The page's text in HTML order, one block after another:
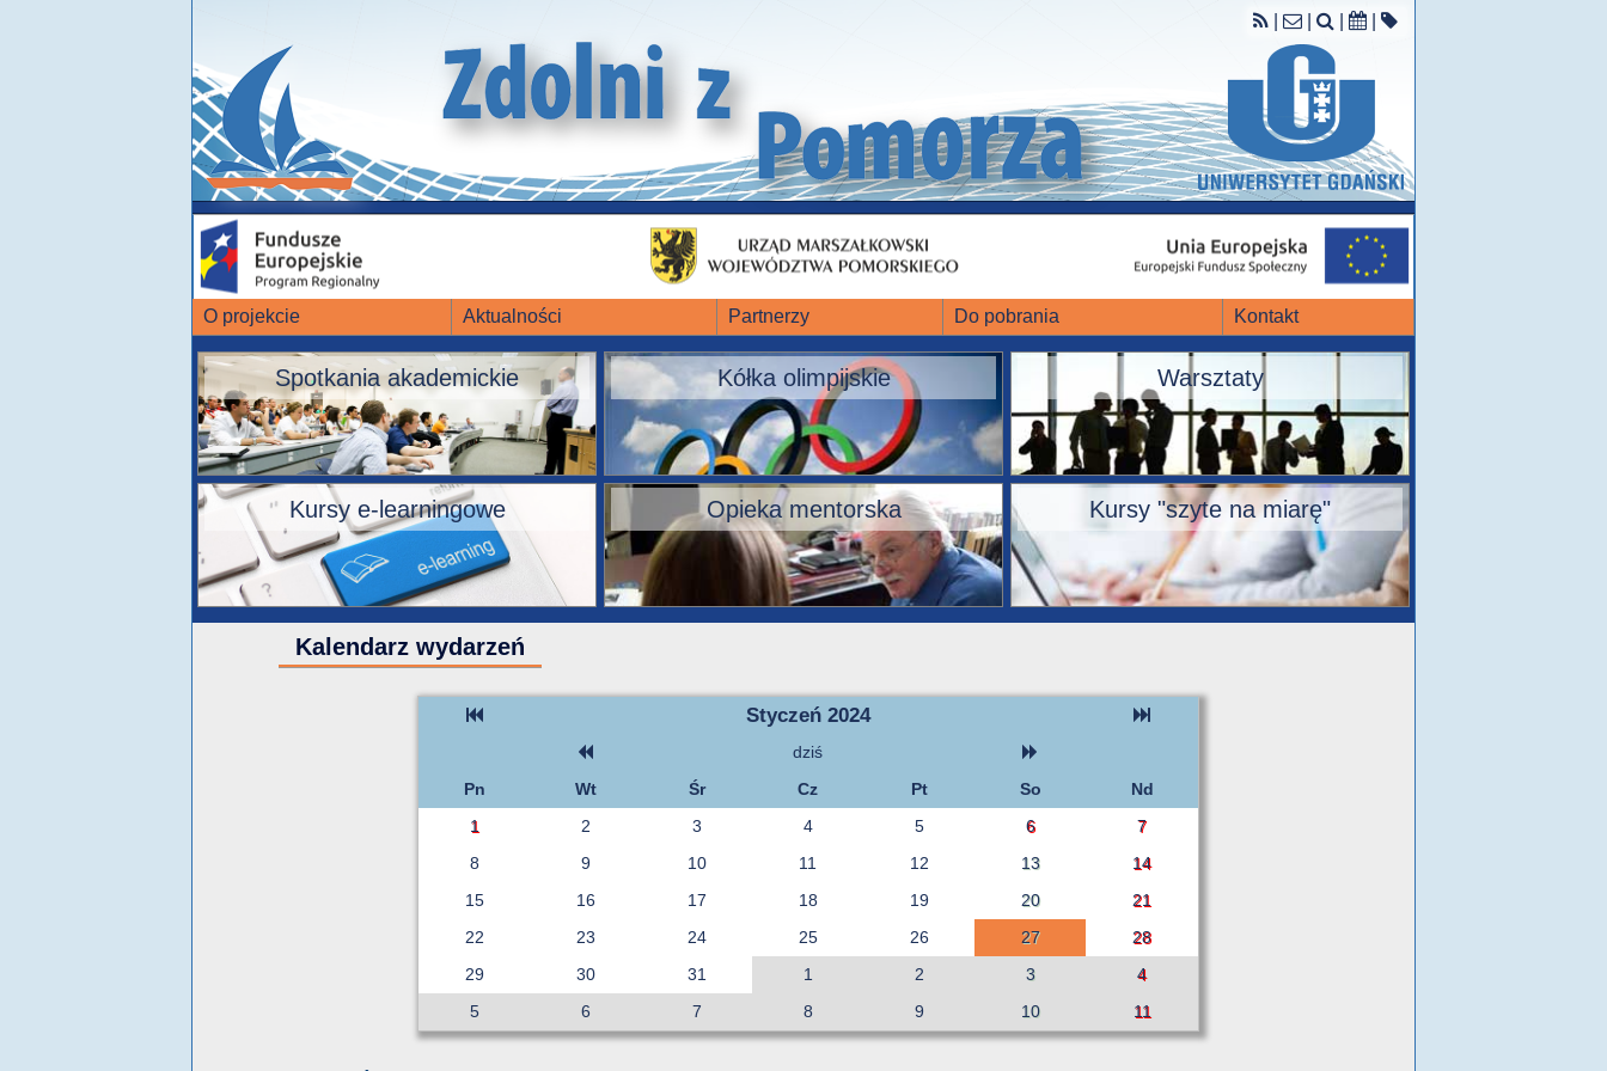
O projekcie Aktualności Partnerzy Do pobrania Kontakt
Spotkania akademickie Kółka olimpijskie Warsztaty
Kursy e-learningowe Opieka mentorska Kursy "szyte na miarę"
Kalendarz wydarzeń
Styczeń 2024
dziś
Pn
Wt Śr Cz Pt So
Nd
1
2 3 4 5 6
7
8
9 10 11 12 13
14
15
16 17 18 19 20
21
22
23 24 25 26 27
28
29
30 31 1 2 3
4
5
6 7 8 9 10 11